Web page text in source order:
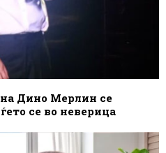
Дино Мерлин се
се во неверица